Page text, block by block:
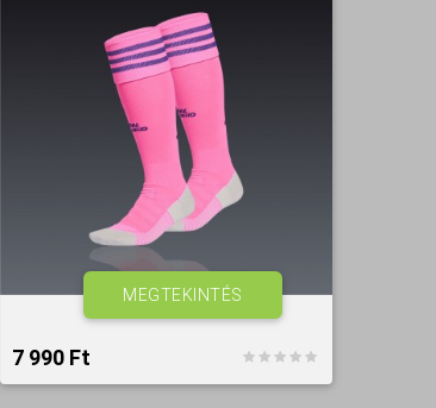
7 990 Ft‎
MEGTEKINTÉS